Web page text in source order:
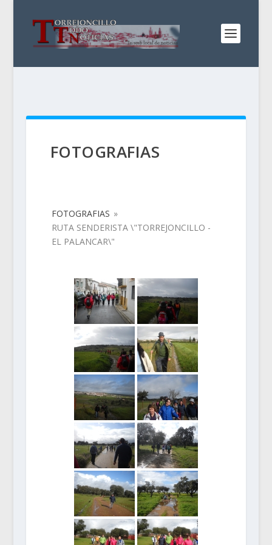
FOTOGRAFIAS
FOTOGRAFIAS »
RUTA SENDERISTA \"TORREJONCILLO -
EL PALANCAR\"